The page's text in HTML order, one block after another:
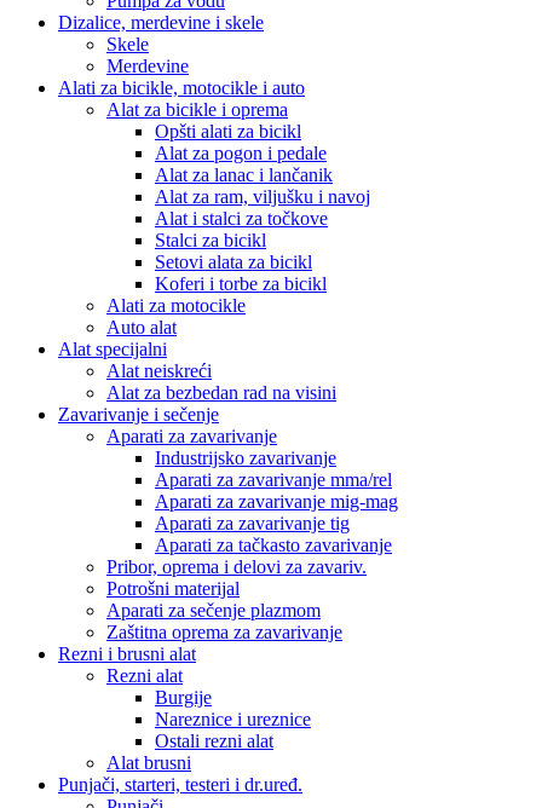
Dizalice, merdevine i skele
Skele
Merdevine
Alati za bicikle, motocikle i auto
Alat za bicikle i oprema
Opšti alati za bicikl
Alat za pogon i pedale
Alat za lanac i lančanik
Alat za ram, viljušku i navoj
Alat i stalci za točkove
Stalci za bicikl
Setovi alata za bicikl
Koferi i torbe za bicikl
Alati za motocikle
Auto alat
Alat specijalni
Alat neiskreći
Alat za bezbedan rad na visini
Zavarivanje i sečenje
Aparati za zavarivanje
Industrijsko zavarivanje
Aparati za zavarivanje mma/rel
Aparati za zavarivanje mig-mag
Aparati za zavarivanje tig
Aparati za tačkasto zavarivanje
Pribor, oprema i delovi za zavariv.
Potrošni materijal
Aparati za sečenje plazmom
Zaštitna oprema za zavarivanje
Rezni i brusni alat
Rezni alat
Burgije
Nareznice i ureznice
Ostali rezni alat
Alat brusni
Punjači, starteri, testeri i dr.uređ.